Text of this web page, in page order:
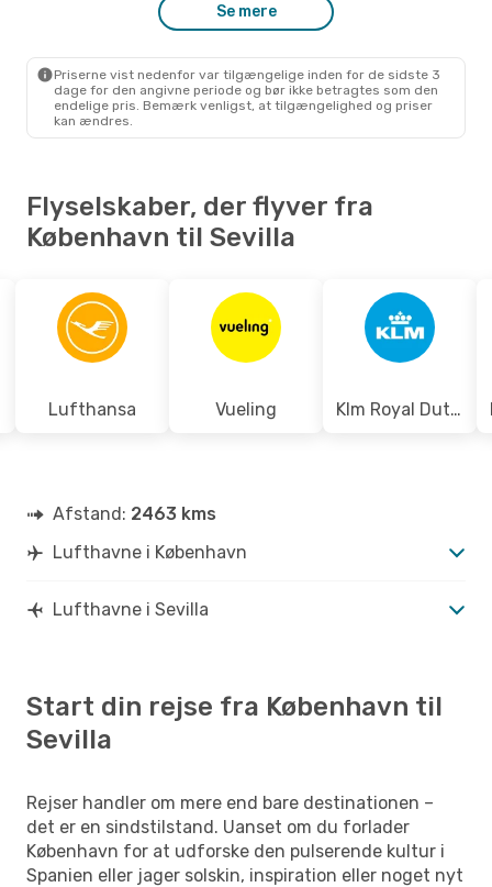
- Tir. 22. Sep.
CPH- SVQ
Vueling 1 Mellemlanding
SVQ- CPH
Se mere
Priserne vist nedenfor var tilgængelige inden for de sidste 3
dage for den angivne periode og bør ikke betragtes som den
endelige pris. Bemærk venligst, at tilgængelighed og priser
kan ændres.
Flyselskaber, der flyver fra
København til Sevilla
Lufthansa Vueling Klm Royal Dutch Airlines
Afstand: 2463 kms
Lufthavne i København
Lufthavne i Sevilla
Start din rejse fra København til
Sevilla
Rejser handler om mere end bare destinationen –
det er en sindstilstand. Uanset om du forlader
København for at udforske den pulserende kultur i
Spanien eller jager solskin, inspiration eller noget nyt